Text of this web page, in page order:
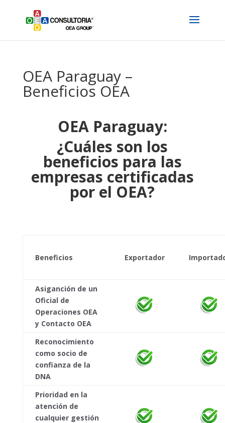
OEA Paraguay –
Beneficios OEA
OEA Paraguay:
¿Cuáles son los
beneficios para las
empresas certificadas
por el OEA?
Beneficios Exportador
Asiganción de un
Oficial de
Operaciones OEA
y Contacto OEA
Reconocimiento
como socio de
confianza de la
DNA
Prioridad en la
atención de
cualquier gestión